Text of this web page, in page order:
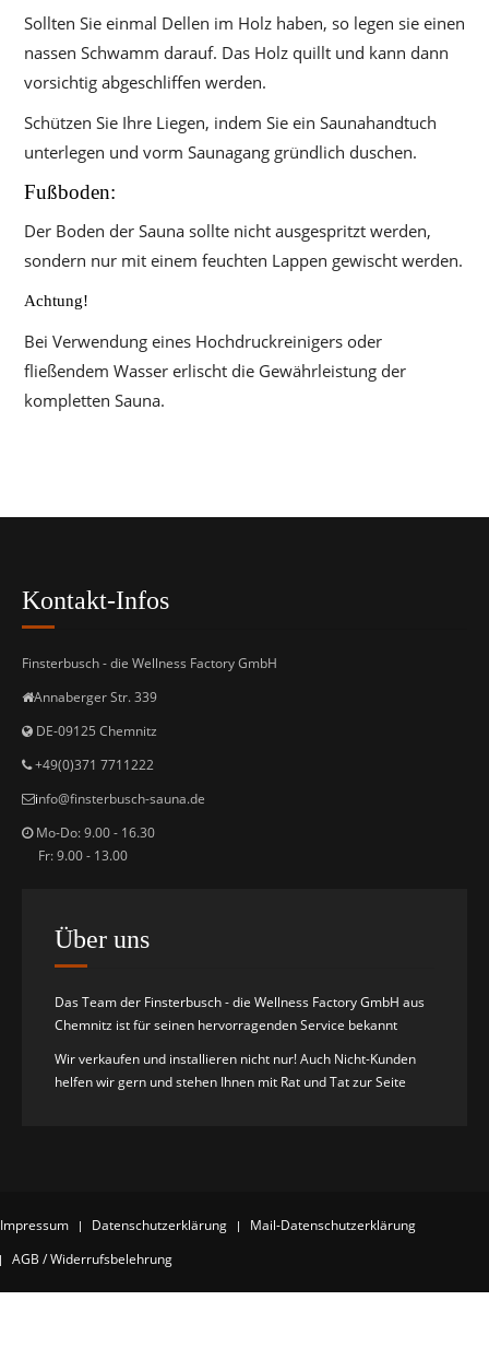
Sollten Sie einmal Dellen im Holz haben, so legen sie einen
nassen Schwamm darauf. Das Holz quillt und kann dann
vorsichtig abgeschliffen werden.
Schützen Sie Ihre Liegen, indem Sie ein Saunahandtuch
unterlegen und vorm Saunagang gründlich duschen.
Fußboden:
Der Boden der Sauna sollte nicht ausgespritzt werden,
sondern nur mit einem feuchten Lappen gewischt werden.
Achtung!
Bei Verwendung eines Hochdruckreinigers oder
fließendem Wasser erlischt die Gewährleistung der
kompletten Sauna.
Kontakt-Infos
Finsterbusch - die Wellness Factory GmbH
Annaberger Str. 339
DE-09125 Chemnitz
+49(0)371 7711222
info@finsterbusch-sauna.de
Mo-Do: 9.00 - 16.30
Fr: 9.00 - 13.00
Über uns
Das Team der Finsterbusch - die Wellness Factory GmbH aus
Chemnitz ist für seinen hervorragenden Service bekannt
Wir verkaufen und installieren nicht nur! Auch Nicht-Kunden
helfen wir gern und stehen Ihnen mit Rat und Tat zur Seite
Impressum Datenschutzerklärung
Mail-Datenschutzerklärung
AGB / Widerrufsbelehrung